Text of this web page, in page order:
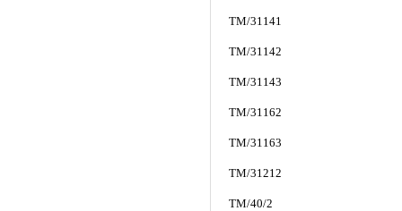
TM/31141
TM/31142
TM/31143
TM/31162
TM/31163
TM/31212
TM/40/2